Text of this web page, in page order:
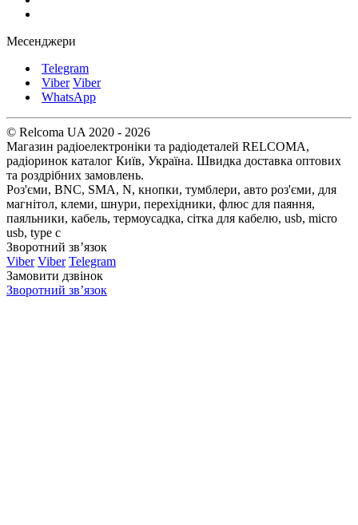
Месенджери
Telegram
Viber Viber
WhatsApp
© Relcoma UA 2020 - 2026
Магазин радіоелектроніки та радіодеталей RELCOMA,
радіоринок каталог Київ, Україна. Швидка доставка оптових
та роздрібних замовлень.
Роз'єми, BNC, SMA, N, кнопки, тумблери, авто роз'єми, для
магнітол, клеми, шнури, перехідники, флюс для паяння,
паяльники, кабель, термоусадка, сітка для кабелю, usb, micro
usb, type c
Зворотний зв’язок
Viber Viber Telegram
Замовити дзвінок
Зворотний зв’язок